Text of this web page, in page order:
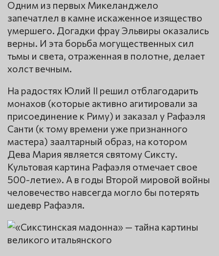
Одним из первых Микеланджело
запечатлел в камне искаженное изящество
умершего. Догадки фрау Эльвиры оказались
верны. И эта борьба могущественных сил
тьмы и света, отраженная в полотне, делает
холст вечным.
На радостях Юлий II решил отблагодарить
монахов (которые активно агитировали за
присоединение к Риму) и заказал у Рафаэля
Санти (к тому времени уже признанного
мастера) заалтарный образ, на котором
Дева Мария является святому Сиксту.
Культовая картина Рафаэля отмечает свое
500-летие». А в годы Второй мировой войны
человечество навсегда могло бы потерять
шедевр Рафаэля.